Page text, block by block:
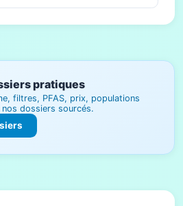
pratiques
filtres, PFAS, prix, populations
dossiers sourcés.